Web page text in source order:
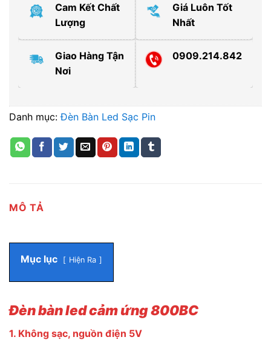
Cam Kết Chất
Lượng
Giá Luôn Tốt
Nhất
Giao Hàng Tận
Nơi
0909.214.842
Danh mục:Đèn Bàn Led Sạc Pin
MÔ TẢ
Mục lục Hiện Ra
Đèn bàn led cảm ứng 800BC
1. Không sạc, nguồn điện 5V